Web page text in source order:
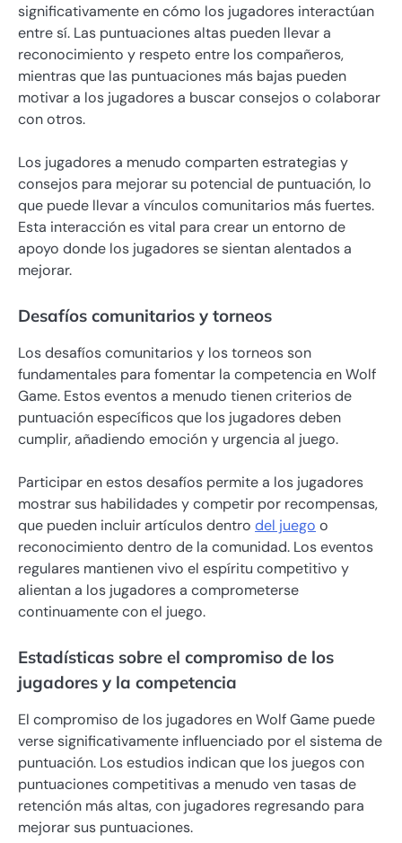
significativamente en cómo los jugadores interactúan
entre sí. Las puntuaciones altas pueden llevar a
reconocimiento y respeto entre los compañeros,
mientras que las puntuaciones más bajas pueden
motivar a los jugadores a buscar consejos o colaborar
con otros.
Los jugadores a menudo comparten estrategias y
consejos para mejorar su potencial de puntuación, lo
que puede llevar a vínculos comunitarios más fuertes.
Esta interacción es vital para crear un entorno de
apoyo donde los jugadores se sientan alentados a
mejorar.
Desafíos comunitarios y torneos
Los desafíos comunitarios y los torneos son
fundamentales para fomentar la competencia en Wolf
Game. Estos eventos a menudo tienen criterios de
puntuación específicos que los jugadores deben
cumplir, añadiendo emoción y urgencia al juego.
Participar en estos desafíos permite a los jugadores
mostrar sus habilidades y competir por recompensas,
que pueden incluir artículos dentro del juego o
reconocimiento dentro de la comunidad. Los eventos
regulares mantienen vivo el espíritu competitivo y
alientan a los jugadores a comprometerse
continuamente con el juego.
Estadísticas sobre el compromiso de los
jugadores y la competencia
El compromiso de los jugadores en Wolf Game puede
verse significativamente influenciado por el sistema de
puntuación. Los estudios indican que los juegos con
puntuaciones competitivas a menudo ven tasas de
retención más altas, con jugadores regresando para
mejorar sus puntuaciones.